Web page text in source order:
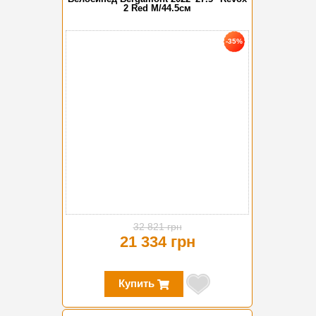
2 Red M/44.5см
-35%
32 821 грн
21 334 грн
Купить